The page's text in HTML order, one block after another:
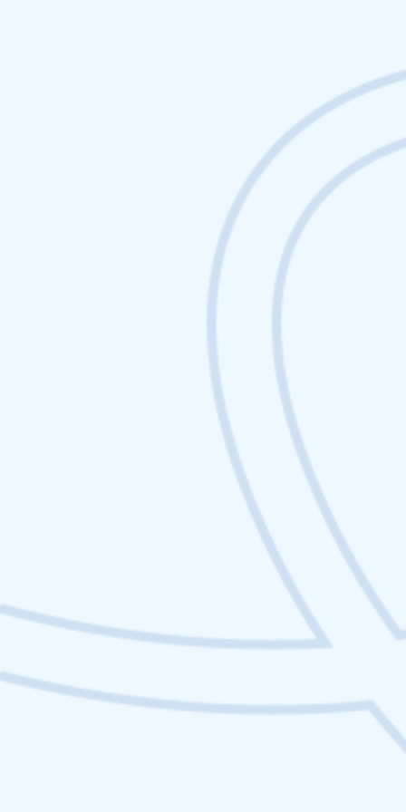
Netlinking Web3 : les
meilleures stratégies de
backlinks dans la crypto
Netlinking Web3 : les meilleures stratégies de